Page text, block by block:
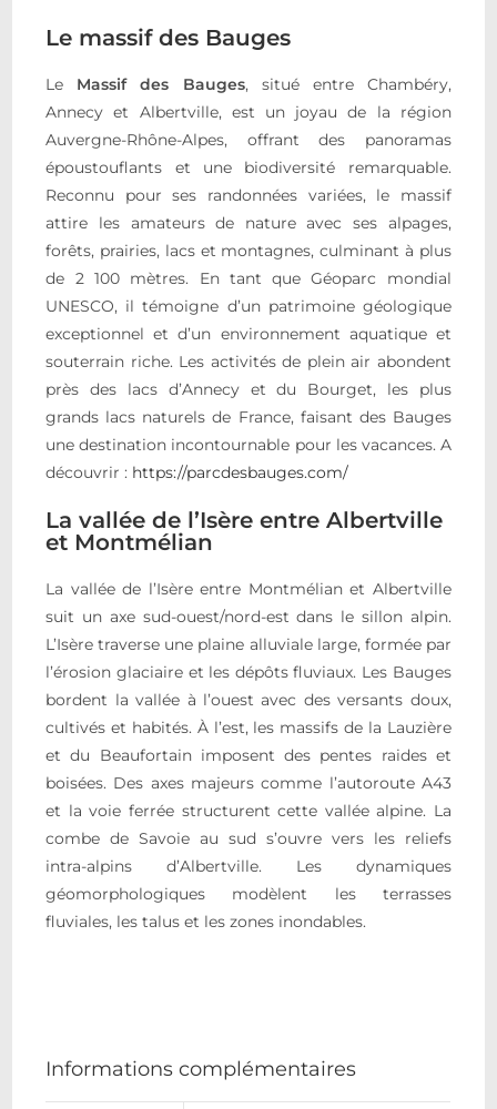
Le massif des Bauges
Le Massif des Bauges, situé entre Chambéry,
Annecy et Albertville, est un joyau de la région
Auvergne-Rhône-Alpes, offrant des panoramas
époustouflants et une biodiversité remarquable.
Reconnu pour ses randonnées variées, le massif
attire les amateurs de nature avec ses alpages,
forêts, prairies, lacs et montagnes, culminant à plus
de 2 100 mètres. En tant que Géoparc mondial
UNESCO, il témoigne d’un patrimoine géologique
exceptionnel et d’un environnement aquatique et
souterrain riche. Les activités de plein air abondent
près des lacs d’Annecy et du Bourget, les plus
grands lacs naturels de France, faisant des Bauges
une destination incontournable pour les vacances. A
découvrir : https://parcdesbauges.com/
La vallée de l’Isère entre Albertville
et Montmélian
La vallée de l’Isère entre Montmélian et Albertville
suit un axe sud-ouest/nord-est dans le sillon alpin.
L’Isère traverse une plaine alluviale large, formée par
l’érosion glaciaire et les dépôts fluviaux. Les Bauges
bordent la vallée à l’ouest avec des versants doux,
cultivés et habités. À l’est, les massifs de la Lauzière
et du Beaufortain imposent des pentes raides et
boisées. Des axes majeurs comme l’autoroute A43
et la voie ferrée structurent cette vallée alpine. La
combe de Savoie au sud s’ouvre vers les reliefs
intra-alpins d’Albertville. Les dynamiques
géomorphologiques modèlent les terrasses
fluviales, les talus et les zones inondables.
Informations complémentaires